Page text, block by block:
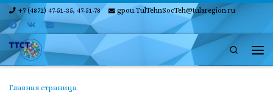
Skip to content
+7 (4872) 47-51-35, 47-51-78 gpou.TulTehnSocTeh@tularegion.ru
Search
Главная страница